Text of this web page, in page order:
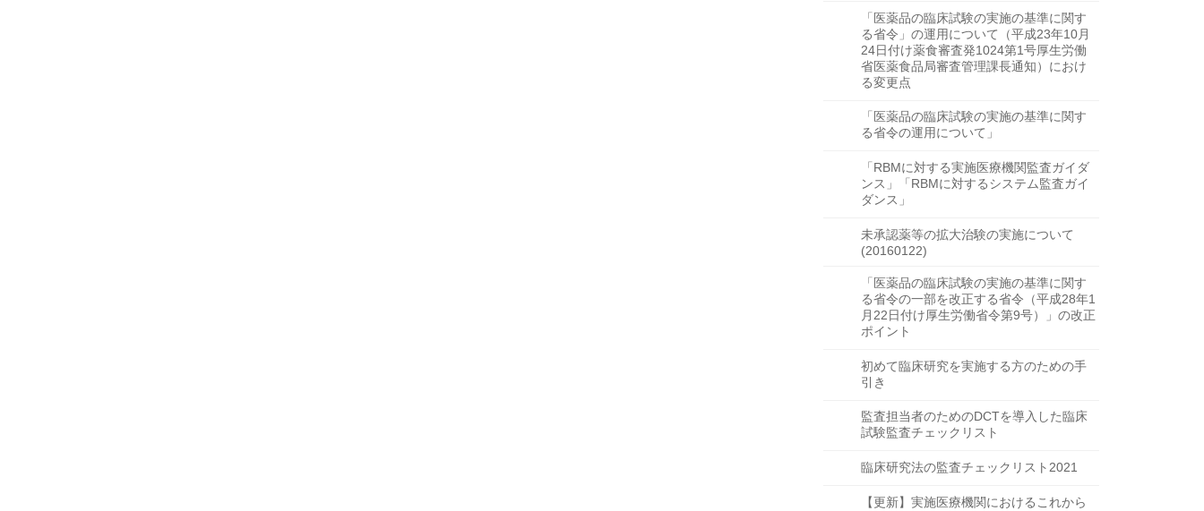
「医薬品の臨床試験の実施の基準に関す
る省令」の運用について（平成23年10月
24日付け薬食審査発1024第1号厚生労働
省医薬食品局審査管理課長通知）におけ
る変更点
「医薬品の臨床試験の実施の基準に関す
る省令の運用について」
「RBMに対する実施医療機関監査ガイダ
ンス」「RBMに対するシステム監査ガイ
ダンス」
未承認薬等の拡大治験の実施について
(20160122)
「医薬品の臨床試験の実施の基準に関す
る省令の一部を改正する省令（平成28年1
月22日付け厚生労働省令第9号）」の改正
ポイント
初めて臨床研究を実施する方のための手
引き
監査担当者のためのDCTを導入した臨床
試験監査チェックリスト
臨床研究法の監査チェックリスト2021
【更新】実施医療機関におけるこれから